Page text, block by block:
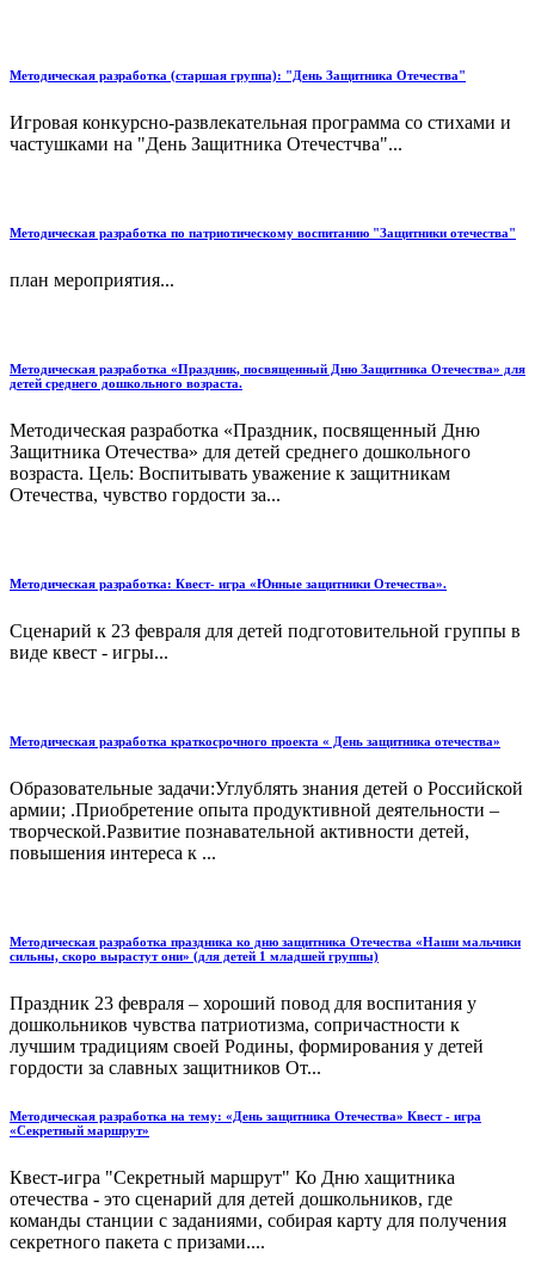
Методическая разработка (старшая группа): "День Защитника Отечества"
Игровая конкурсно-развлекательная программа со стихами и
частушками на "День Защитника Отечестчва"...
Методическая разработка по патриотическому воспитанию "Защитники отечества"
план мероприятия...
Методическая разработка «Праздник, посвященный Дню Защитника Отечества» для
детей среднего дошкольного возраста.
Методическая разработка «Праздник, посвященный Дню
Защитника Отечества» для детей среднего дошкольного
возраста. Цель: Воспитывать уважение к защитникам
Отечества, чувство гордости за...
Методическая разработка: Квест- игра «Юнные защитники Отечества».
Сценарий к 23 февраля для детей подготовительной группы в
виде квест - игры...
Методическая разработка краткосрочного проекта « День защитника отечества»
Образовательные задачи:Углублять знания детей о Российской
армии; .Приобретение опыта продуктивной деятельности –
творческой.Развитие познавательной активности детей,
повышения интереса к ...
Методическая разработка праздника ко дню защитника Отечества «Наши мальчики
сильны, скоро вырастут они» (для детей 1 младшей группы)
Праздник 23 февраля – хороший повод для воспитания у
дошкольников чувства патриотизма, сопричастности к
лучшим традициям своей Родины, формирования у детей
гордости за славных защитников От...
Методическая разработка на тему: «День защитника Отечества» Квест - игра
«Секретный маршрут»
Квест-игра "Секретный маршрут" Ко Дню хащитника
отечества - это сценарий для детей дошкольников, где
команды станции с заданиями, собирая карту для получения
секретного пакета с призами....